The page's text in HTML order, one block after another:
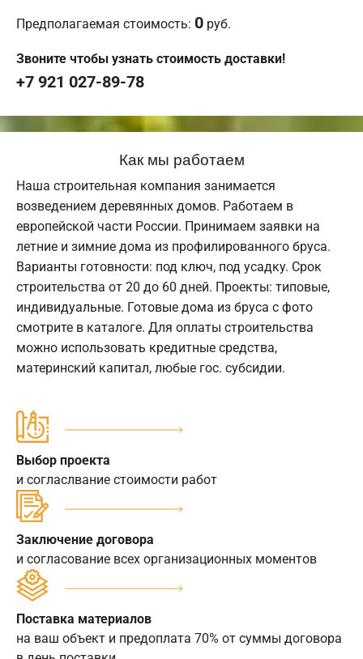
Предполагаемая стоимость: 0 руб.
Звоните чтобы узнать стоимость доставки!
+7 921 027-89-78
Как мы работаем
Наша строительная компания занимается
возведением деревянных домов. Работаем в
европейской части России. Принимаем заявки на
летние и зимние дома из профилированного бруса.
Варианты готовности: под ключ, под усадку. Срок
строительства от 20 до 60 дней. Проекты: типовые,
индивидуальные. Готовые дома из бруса с фото
смотрите в каталоге. Для оплаты строительства
можно использовать кредитные средства,
материнский капитал, любые гос. субсидии.
Выбор проекта
и согласлвание стоимости работ
Заключение договора
и согласование всех организационных моментов
Поставка материалов
на ваш объект и предоплата 70% от суммы договора